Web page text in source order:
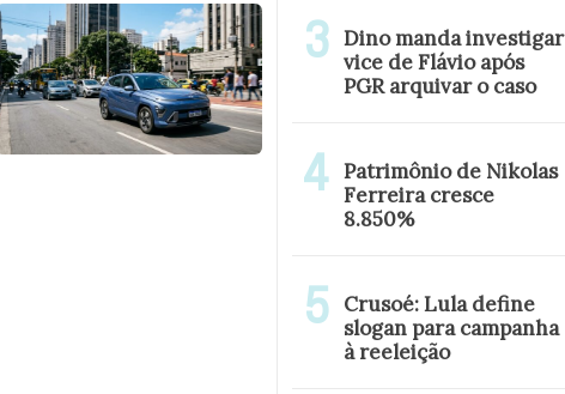
Dino manda investigar
vice de Flávio após
PGR arquivar o caso
Patrimônio de Nikolas
Ferreira cresce
8.850%
Crusoé: Lula define
slogan para campanha
à reeleição